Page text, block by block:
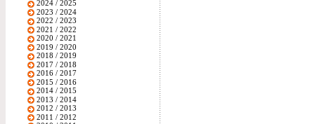
2024 / 2025
2023 / 2024
2022 / 2023
2021 / 2022
2020 / 2021
2019 / 2020
2018 / 2019
2017 / 2018
2016 / 2017
2015 / 2016
2014 / 2015
2013 / 2014
2012 / 2013
2011 / 2012